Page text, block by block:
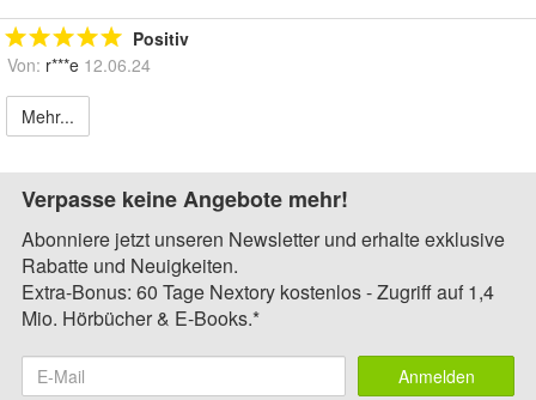
Positiv
Von: r***e 12.06.24
Mehr...
Verpasse keine Angebote mehr!
Abonniere jetzt unseren Newsletter und erhalte exklusive
Rabatte und Neuigkeiten.
Extra-Bonus: 60 Tage Nextory kostenlos - Zugriff auf 1,4
Mio. Hörbücher & E-Books.*
Anmelden